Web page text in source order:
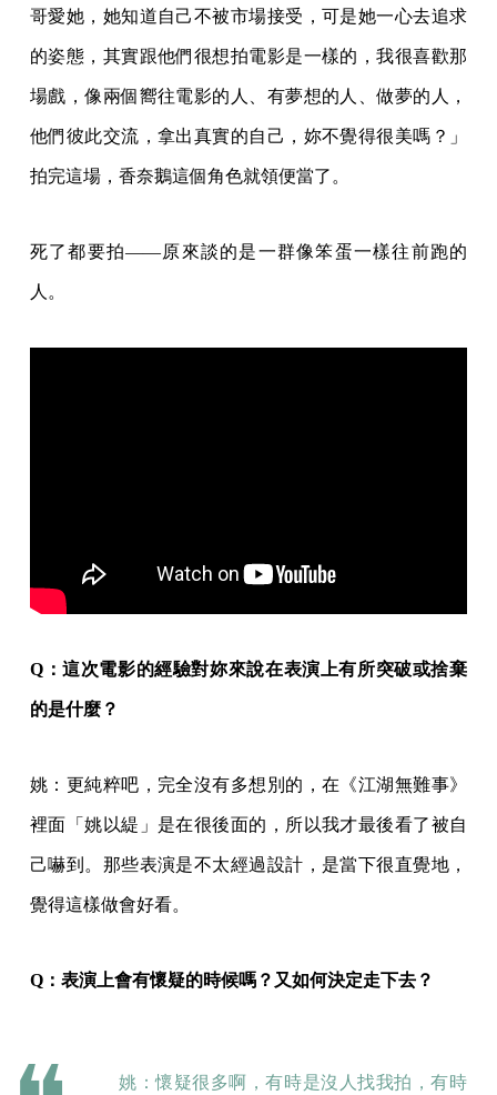
哥愛她，她知道自己不被市場接受，可是她一心去追求
的姿態，其實跟他們很想拍電影是一樣的，我很喜歡那
場戲，像兩個嚮往電影的人、有夢想的人、做夢的人，
他們彼此交流，拿出真實的自己，妳不覺得很美嗎？」
拍完這場，香奈鵝這個角色就領便當了。
死了都要拍——原來談的是一群像笨蛋一樣往前跑的
人。
Q：這次電影的經驗對妳來說在表演上有所突破或捨棄
的是什麼？
姚：更純粹吧，完全沒有多想別的，在《江湖無難事》
裡面「姚以緹」是在很後面的，所以我才最後看了被自
己嚇到。那些表演是不太經過設計，是當下很直覺地，
覺得這樣做會好看。
Q：表演上會有懷疑的時候嗎？又如何決定走下去？
姚：懷疑很多啊，有時是沒人找我拍，有時